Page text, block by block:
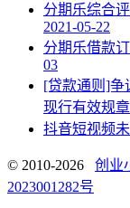
分期乐综合
2021-05-22
分期乐借款
03
[贷款通则]争
现行有效规章
抖音短视频
© 2010-2026 创业
2023001282号